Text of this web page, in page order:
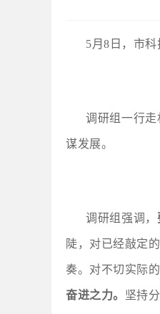
5月8日，市
调研组一行
谋发展。
调研组强调，
陡，对已经敲定
奏。对不切实际
奋进之力。 坚持